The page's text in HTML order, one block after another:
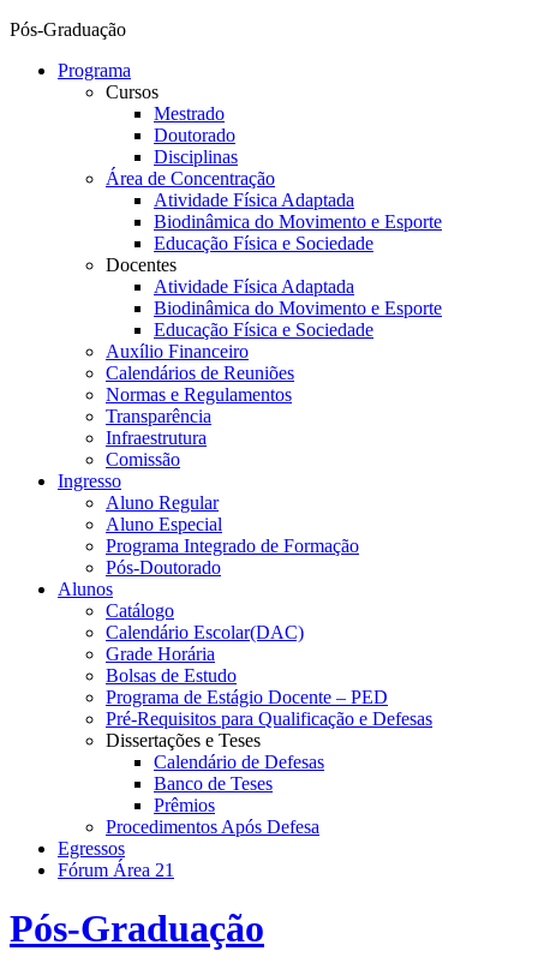
Pós-Graduação
Programa
Cursos
Mestrado
Doutorado
Disciplinas
Área de Concentração
Atividade Física Adaptada
Biodinâmica do Movimento e Esporte
Educação Física e Sociedade
Docentes
Atividade Física Adaptada
Biodinâmica do Movimento e Esporte
Educação Física e Sociedade
Auxílio Financeiro
Calendários de Reuniões
Normas e Regulamentos
Transparência
Infraestrutura
Comissão
Ingresso
Aluno Regular
Aluno Especial
Programa Integrado de Formação
Pós-Doutorado
Alunos
Catálogo
Calendário Escolar(DAC)
Grade Horária
Bolsas de Estudo
Programa de Estágio Docente – PED
Pré-Requisitos para Qualificação e Defesas
Dissertações e Teses
Calendário de Defesas
Banco de Teses
Prêmios
Procedimentos Após Defesa
Egressos
Fórum Área 21
Pós-Graduação